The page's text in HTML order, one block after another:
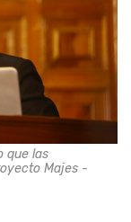
que las
Majes -